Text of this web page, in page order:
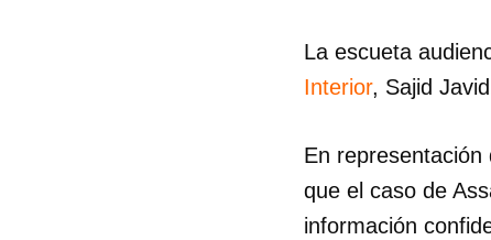
La escueta
Interior, Sajid
En
que el caso de
información